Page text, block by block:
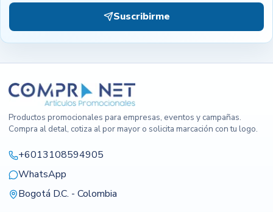
Suscribirme
Productos promocionales para empresas, eventos y campañas.
Compra al detal, cotiza al por mayor o solicita marcación con tu logo.
+6013108594905
WhatsApp
Bogotá D.C. - Colombia